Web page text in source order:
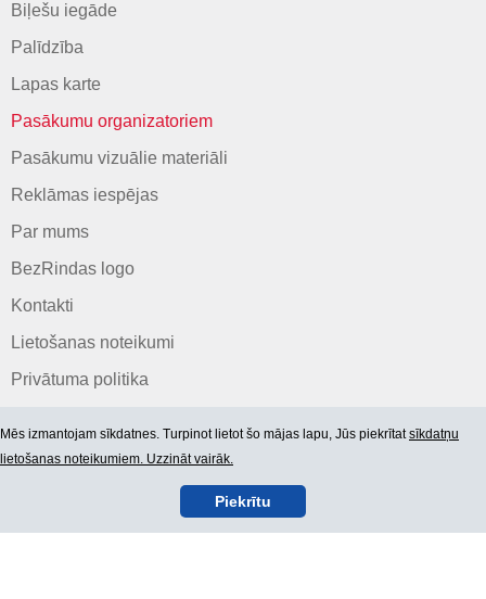
Biļešu iegāde
Palīdzība
Lapas karte
Pasākumu organizatoriem
Pasākumu vizuālie materiāli
Reklāmas iespējas
Par mums
BezRindas logo
Kontakti
Lietošanas noteikumi
Privātuma politika
Mēs izmantojam sīkdatnes. Turpinot lietot šo mājas lapu, Jūs piekrītatsīkdatņu
lietošanas noteikumiem. Uzzināt vairāk.
Piekrītu